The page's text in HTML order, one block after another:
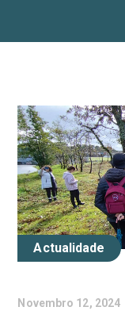
Actualidade
Novembro 12, 2024